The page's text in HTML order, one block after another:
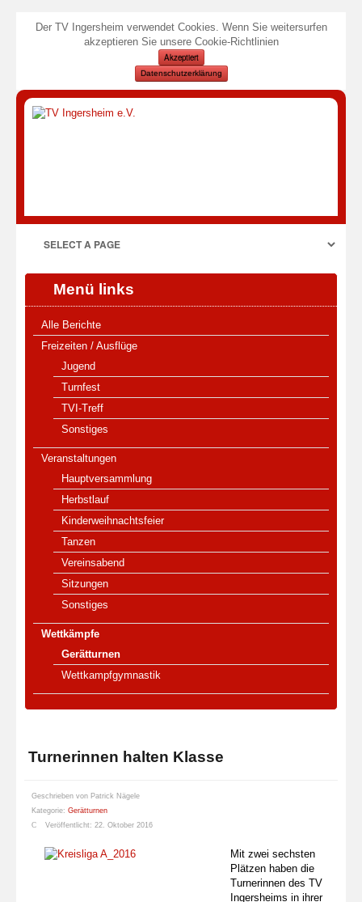
Der TV Ingersheim verwendet Cookies. Wenn Sie weitersurfen
akzeptieren Sie unsere Cookie-Richtlinien
Akzeptiert
Datenschutzerklärung
Menü links
Alle Berichte
Freizeiten / Ausflüge
Jugend
Turnfest
TVI-Treff
Sonstiges
Veranstaltungen
Hauptversammlung
Herbstlauf
Kinderweihnachtsfeier
Tanzen
Vereinsabend
Sitzungen
Sonstiges
Wettkämpfe
Gerätturnen
Wettkampfgymnastik
Turnerinnen halten Klasse
Geschrieben von Patrick Nägele
Kategorie: Gerätturnen
Veröffentlicht: 22. Oktober 2016
Mit zwei sechsten
Plätzen haben die
Turnerinnen des TV
Ingersheims in ihrer